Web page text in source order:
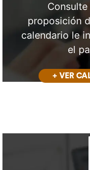
proposición
calendario le
el
+ VER